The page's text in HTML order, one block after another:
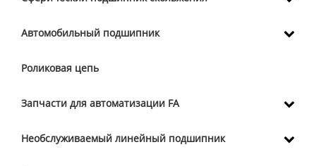
Автомобильный подшипник
Роликовая цепь
Запчасти для автоматизации FA
Необслуживаемый линейный подшипник